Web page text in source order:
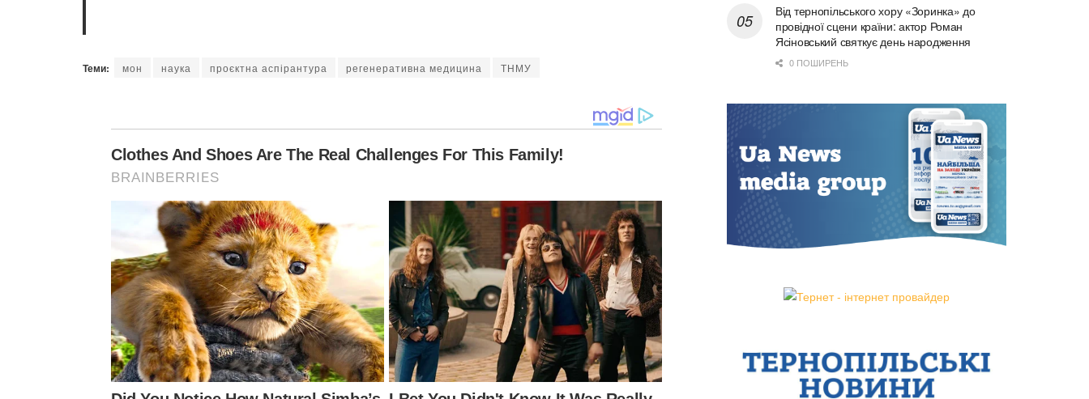
Теми: мон наука проєктна аспірантура регенеративна медицина ТНМУ
Від тернопільського хору «Зоринка» до
провідної сцени країни: актор Роман
Ясіновський святкує день народження
0 ПОШИРЕНЬ